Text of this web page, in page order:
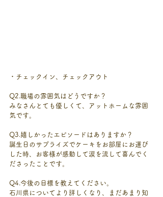
・チェックイン、チェックアウト
Q2.職場の雰囲気はどうですか？
みなさんとても優しくて、アットホームな雰囲
気です。
Q3.嬉しかったエピソードはありますか？
誕生日のサプライズでケーキをお部屋にお運び
した時、お客様が感動して涙を流して喜んでく
ださったことです。
Q4.今後の目標を教えてください。
石川県についてより詳しくなり、まだあまり知